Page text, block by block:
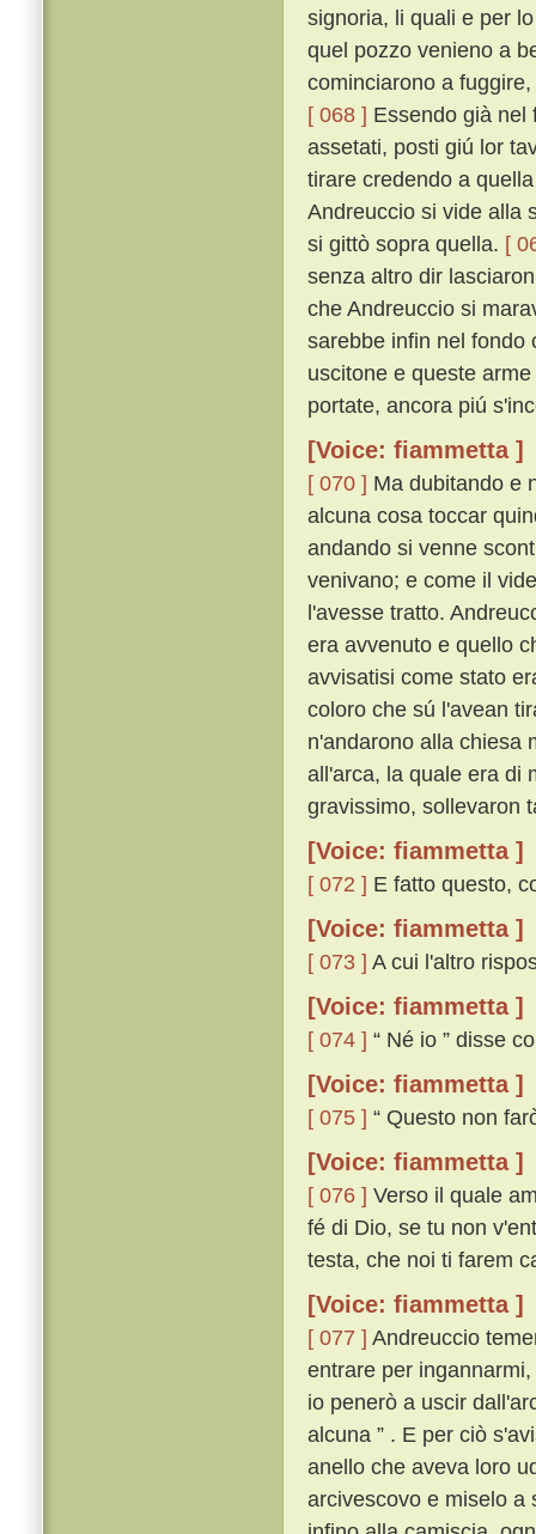
signoria, li quali e per
quel pozzo venieno a
cominciarono a
[ 068 ] Essendo già nel
assetati, posti giú lor
tirare credendo a
Andreuccio si vide alla
si gittò sopra quella. [
senza altro dir
che Andreuccio si
sarebbe infin nel fondo
uscitone e queste
portate, ancora piú
[Voice: fiammetta ]
[ 070 ] Ma dubitando e
alcuna cosa toccar
andando si venne
venivano; e come il
l'avesse tratto.
era avvenuto e quello
avvisatisi come stato
coloro che sú l'avean
n'andarono alla chiesa
all'arca, la quale era di
gravissimo, sollevaron
[Voice: fiammetta ]
[ 072 ] E fatto questo,
[Voice: fiammetta ]
[ 073 ] A cui l'altro
[Voice: fiammetta ]
[ 074 ] “ Né io ” disse
[Voice: fiammetta ]
[ 075 ] “ Questo non
[Voice: fiammetta ]
[ 076 ] Verso il quale
fé di Dio, se tu non
testa, che noi ti farem
[Voice: fiammetta ]
[ 077 ] Andreuccio
entrare per
io penerò a uscir
alcuna ” . E per ciò
anello che aveva loro
arcivescovo e miselo a